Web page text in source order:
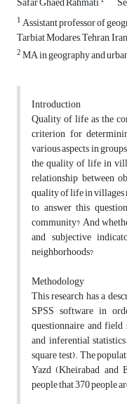
1Assistant professor of
Tarbiat Modares, Tehran, Iran
2MA in geography and
Introduction
Quality of life as the
criterion for
various aspects in
the quality of life in
relationship between
quality of life in villages
to answer this
community? And
and subjective
neighborhoods?
Methodology
This research has a
SPSS software in
questionnaire and
and inferential
square test). The
Yazd (Kheirabad and
people that 370 people